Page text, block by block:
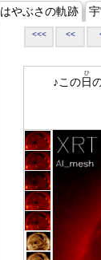
はやぶさの軌跡
<<< <<
♪この日
ひ